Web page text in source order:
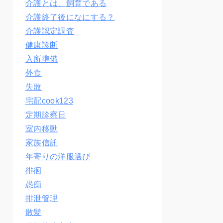
介護とは、飼育である
介護終了後になにする？
介護認定調査
健康診断
入所準備
外食
失敗
宅配cook123
定期診察日
室内移動
家族信託
年寄りの洋服選び
徘徊
愚痴
排泄管理
散髪